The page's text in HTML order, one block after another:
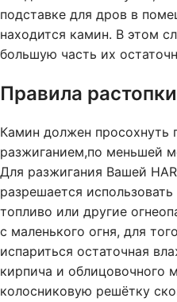
подставке для дров в
находится камин. В этом
большую часть их
Правила
Камин должен просохнуть
разжиганием,по меньшей
Для разжигания Вашей
разрешается
топливо или другие
с маленького огня, для
испариться остаточная
кирпича и облицовочного
колосниковую решётку